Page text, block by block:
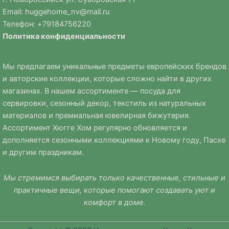
Email: huggehome_nv@mail.ru
Телефон: +79184756220
Политика конфиденциальности
Мы предлагаем уникальные предметы европейских брендов
и авторские коллекции, которые сложно найти в других
магазинах. В нашем ассортименте — посуда для
сервировки, сезонный декор, текстиль из натуральных
материалов и премиальная ювелирная бижутерия.
Ассортимент Хюгге Хом регулярно обновляется и
дополняется сезонными коллекциями к Новому году, Пасхе
и другим праздникам.
Мы стремимся выбирать только качественные, стильные и
практичные вещи, которые помогают создавать уют и
комфорт в доме.